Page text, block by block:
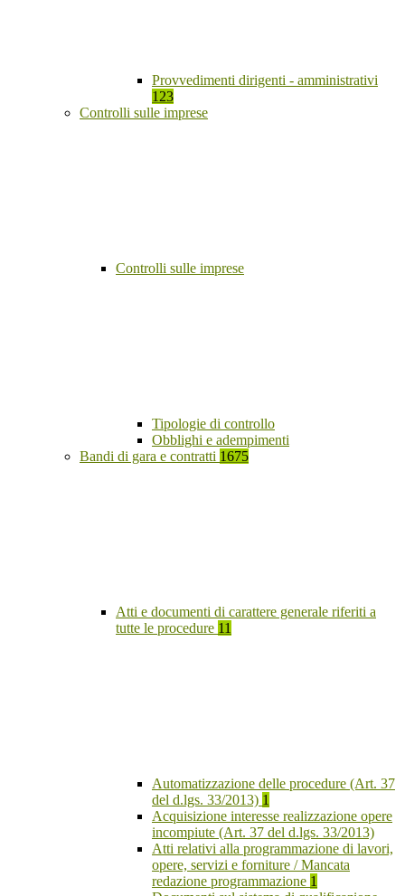
Provvedimenti dirigenti - amministrativi
123
Controlli sulle imprese
Controlli sulle imprese
Tipologie di controllo
Obblighi e adempimenti
Bandi di gara e contratti 1675
Atti e documenti di carattere generale riferiti a
tutte le procedure 11
Automatizzazione delle procedure (Art. 37
del d.lgs. 33/2013) 1
Acquisizione interesse realizzazione opere
incompiute (Art. 37 del d.lgs. 33/2013)
Atti relativi alla programmazione di lavori,
opere, servizi e forniture / Mancata
redazione programmazione 1